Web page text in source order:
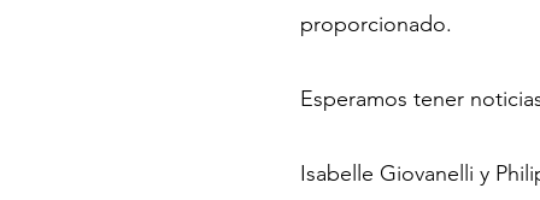
proporcionado.
Esperamos tener
Isabelle Giovanelli y